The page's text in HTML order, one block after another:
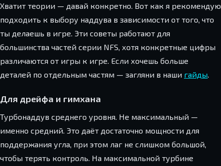
Хватит теории — давай конкретно. Вот как я рекомендую
подходить к выбору наддува в зависимости от того, что
ты делаешь в игре. Эти советы работают для
большинства частей серии NFS, хотя конкретные цифры
различаются от игры к игре. Если хочешь больше
деталей по отдельным частям — загляни в наши гайды
Для дрейфа и гимхана
Турбонаддув среднего уровня. Не максимальный —
именно средний. Это даёт достаточно мощности для
поддержания угла, при этом лаг не слишком большой,
чтобы терять контроль. На максимальной турбине